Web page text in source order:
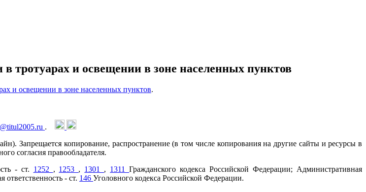
тротуарах и освещении в зоне населенных пунктов
и освещении в зоне населенных пунктов.
.
Запрещается копирование, распространение (в том числе копирования на другие сайты и ресурсы в
согласия правообладателя.
- ст. 1252 , 1253 , 1301 , 1311Гражданского кодекса Российской Федерации; Административная
- ст. 146 Уголовного кодекса Российской Федерации.